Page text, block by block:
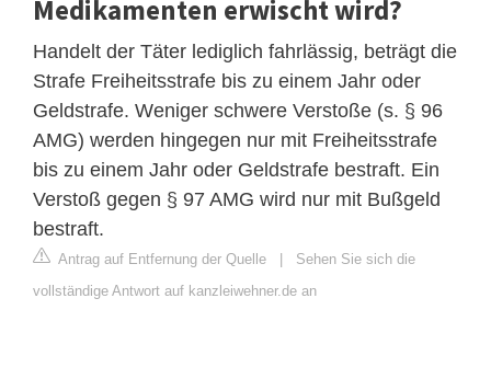
Medikamenten erwischt wird?
Handelt der Täter lediglich fahrlässig, beträgt die
Strafe Freiheitsstrafe bis zu einem Jahr oder
Geldstrafe. Weniger schwere Verstoße (s. § 96
AMG) werden hingegen nur mit Freiheitsstrafe
bis zu einem Jahr oder Geldstrafe bestraft. Ein
Verstoß gegen § 97 AMG wird nur mit Bußgeld
bestraft.
Antrag auf Entfernung der Quelle | Sehen Sie sich die
vollständige Antwort auf kanzleiwehner.de an